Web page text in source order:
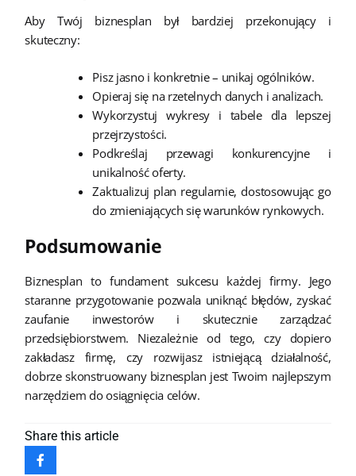
Aby Twój biznesplan był bardziej przekonujący i
skuteczny:
Pisz jasno i konkretnie – unikaj ogólników.
Opieraj się na rzetelnych danych i analizach.
Wykorzystuj wykresy i tabele dla lepszej
przejrzystości.
Podkreślaj przewagi konkurencyjne i
unikalność oferty.
Zaktualizuj plan regularnie, dostosowując go
do zmieniających się warunków rynkowych.
Podsumowanie
Biznesplan to fundament sukcesu każdej firmy. Jego
staranne przygotowanie pozwala uniknąć błędów, zyskać
zaufanie inwestorów i skutecznie zarządzać
przedsiębiorstwem. Niezależnie od tego, czy dopiero
zakładasz firmę, czy rozwijasz istniejącą działalność,
dobrze skonstruowany biznesplan jest Twoim najlepszym
narzędziem do osiągnięcia celów.
Sharethis article